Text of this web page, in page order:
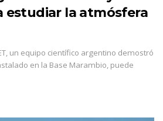
estudiar la atmósfera
un equipo científico argentino demostró
en la Base Marambio, puede